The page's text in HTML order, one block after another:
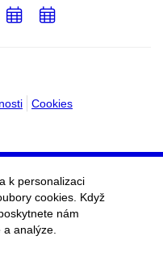
Cookies
PřidatPřidat
k personalizaci
cookies. Když
nám
analýze.